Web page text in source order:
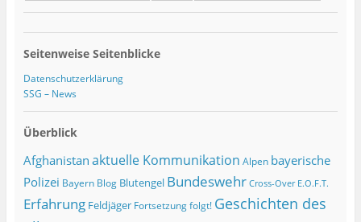
Seitenweise Seitenblicke
Datenschutzerklärung
SSG – News
Überblick
Afghanistanaktuelle Kommunikation Alpen bayerische
Polizei Bayern Blog Blutengel Bundeswehr Cross-Over E.O.F.T.
Erfahrung Feldjäger Fortsetzung folgt! Geschichten des